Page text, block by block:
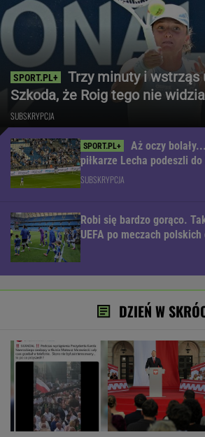
Trzy minuty i wstrząs
Szkoda, że Roig tego nie
SUBSKRYPCJA
Aż oczy
piłkarze Lecha podeszli
SUBSKRYPCJA
Robi się bardzo gorąco.
UEFA po meczach polskich
DZIEŃ W